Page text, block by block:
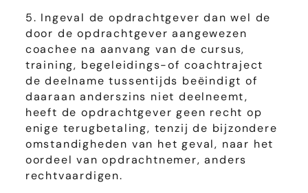
5. Ingeval de opdrachtgever dan wel de
door de opdrachtgever aangewezen
coachee na aanvang van de cursus,
training, begeleidings-of coachtraject
de deelname tussentijds beëindigt of
daaraan anderszins niet deelneemt,
heeft de opdrachtgever geen recht op
enige terugbetaling, tenzij de bijzondere
omstandigheden van het geval, naar het
oordeel van opdrachtnemer, anders
rechtvaardigen.